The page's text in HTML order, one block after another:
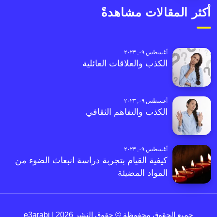
أكثر المقالات مشاهدةً
أغسطس ٠٩, ٢٠٢٣
الكذب والعلاقات العائلية
أغسطس ٠٩, ٢٠٢٣
الكذب والتفاهم الثقافي
أغسطس ٠٩, ٢٠٢٣
كيفية القيام بتجربة دراسة انبعاث الضوء من
المواد المضيئة
جميع الحقوق محفوظة © حقوق النشر 2026 | e3arabi